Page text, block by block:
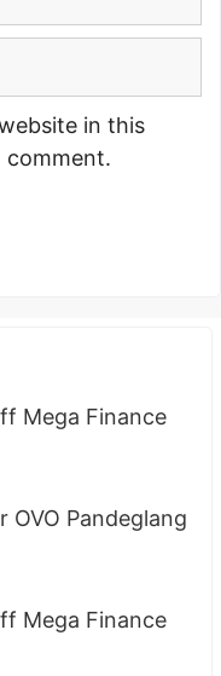
in this
Mega Finance
Pandeglang
Mega Finance